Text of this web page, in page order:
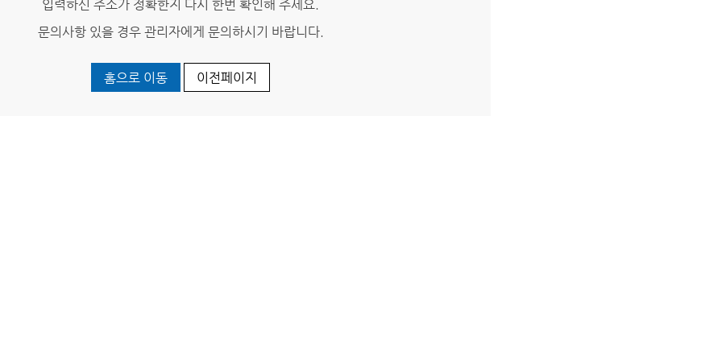
입력하신 주소가 정확한지 다시 한번 확인해 주세요.
문의사항 있을 경우 관리자에게 문의하시기 바랍니다.
홈으로 이동 이전페이지